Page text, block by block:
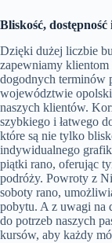
Bliskość,
Dzięki dużej liczbie
zapewniamy
dogodnych terminów
województwie
naszych klientów.
szybkiego i łatwego
które są nie tylko
indywidualnego
piątki rano, oferując
podróży. Powroty z
soboty rano,
pobytu. A z uwagi na
do potrzeb naszych
kursów, aby każdy